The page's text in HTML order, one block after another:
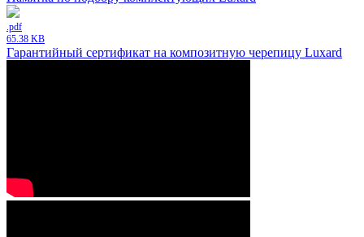
.pdf
65.38 KB
Гарантийный сертификат на композитную черепицу Luxard